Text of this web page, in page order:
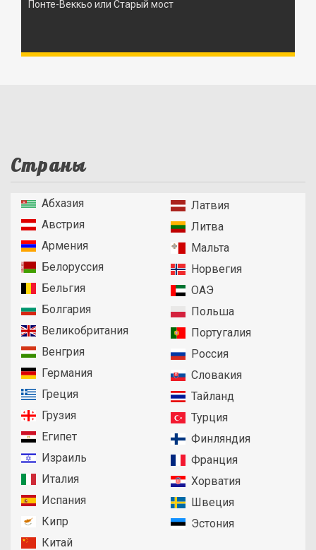
Понте-Веккьо или Старый мост
Страны
Абхазия
Австрия
Армения
Белоруссия
Бельгия
Болгария
Великобритания
Венгрия
Германия
Греция
Грузия
Египет
Израиль
Италия
Испания
Кипр
Китай
Латвия
Литва
Мальта
Норвегия
ОАЭ
Польша
Португалия
Россия
Словакия
Тайланд
Турция
Финляндия
Франция
Хорватия
Швеция
Эстония